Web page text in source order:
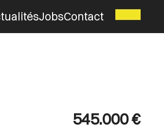
545.000 €
JobsContact